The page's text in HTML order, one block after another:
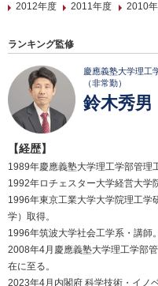
2012年度
2011年度 2010
ランキング監修
慶應義塾大学理工
（非常勤）
鈴木秀男
【経歴】
1989年慶應義塾大学理工学部管理
1992年ロチェスター大学経営大学
1996年東京工業大学大学院理工学
学）取得。
1996年筑波大学社会工学系・講師
2008年4月慶應義塾大学理工学部
在に至る。
2023年4月内閣府 科学技術・イノ